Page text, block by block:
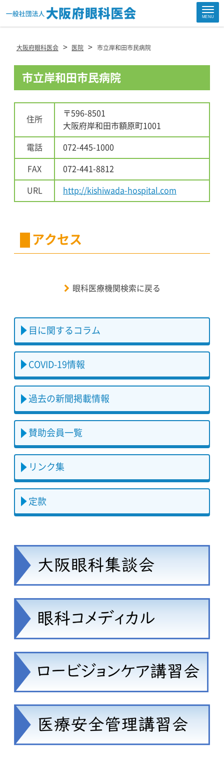
MENU
大阪府眼科医会 > 医院 > 市立岸和田市民病院
市立岸和田市民病院
住所
〒596-8501
大阪府岸和田市額原町1001
電話 072-445-1000
FAX 072-441-8812
URL http://kishiwada-hospital.com
アクセス
眼科医療機関検索に戻る
目に関するコラム
COVID-19情報
過去の新聞掲載情報
賛助会員一覧
リンク集
定款
Site
Footer